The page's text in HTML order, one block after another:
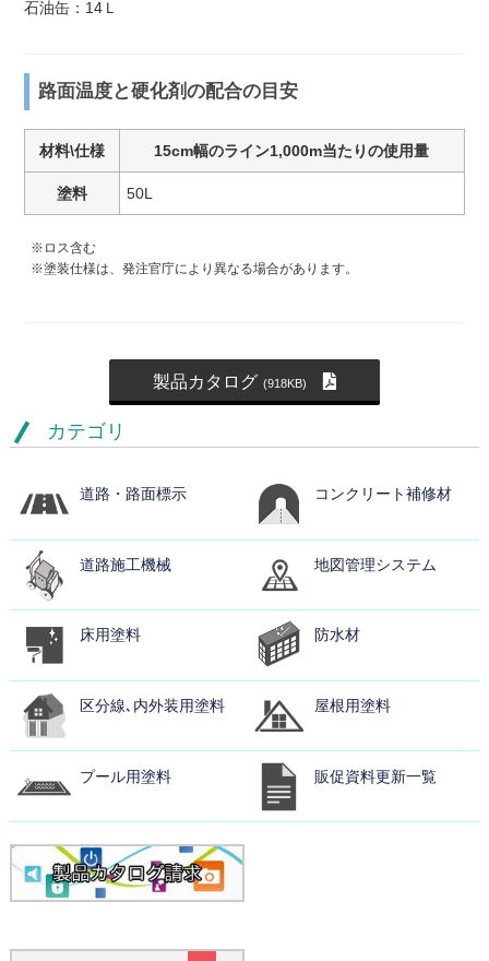
カテゴリ
道路・路面標示 コンクリート補修材
道路施工機械 地図管理システム
床用塗料 防水材
区分線､内外装用塗料 屋根用塗料
プール用塗料 販促資料更新一覧
石油缶：14Ｌ
路面温度と硬化剤の配合の目安
材料\仕様 15cm幅のライン1,000m当たりの使用量
塗料 50L
※ロス含む
※塗装仕様は、発注官庁により異なる場合があります。
製品カタログ (918KB)